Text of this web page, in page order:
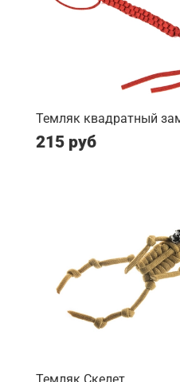
Темляк квадратный
215 руб